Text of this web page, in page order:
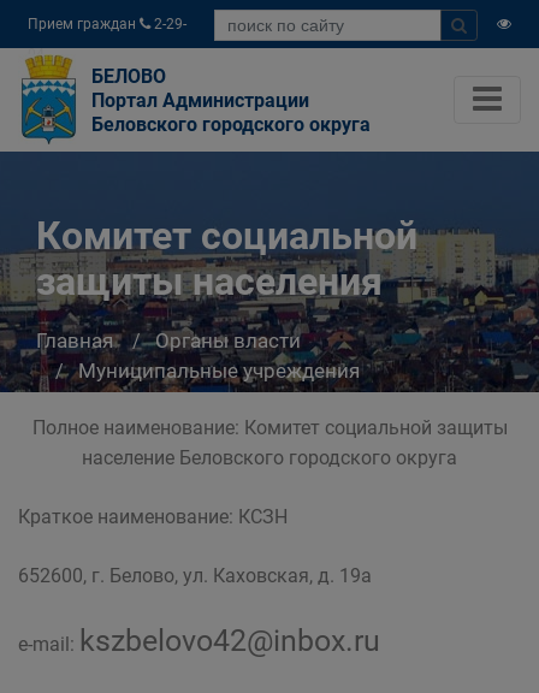
Прием граждан
2-29-
04
БЕЛОВО
Портал Администрации
Беловского городского округа
Комитет социальной
защиты населения
Главная
Органы власти
Муниципальные учреждения
Комитет социальной защиты населения
Полное наименование: Комитет социальной защиты
население Беловского городского округа
Краткое наименование: КСЗН
652600, г. Белово, ул. Каховская, д. 19а
e-mail: kszbelovo42@inbox.ru